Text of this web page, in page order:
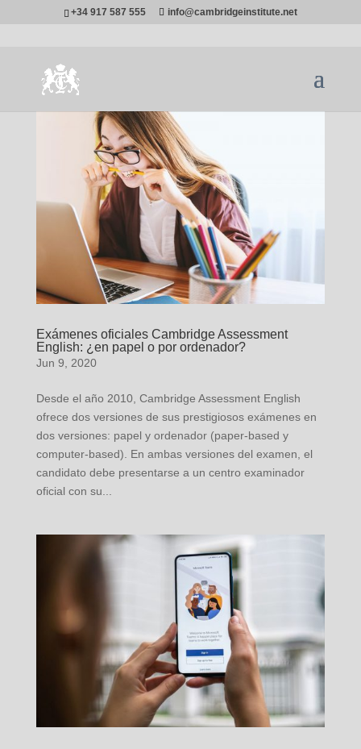
+34 917 587 555 info@cambridgeinstitute.net
Exámenes oficiales Cambridge Assessment
English: ¿en papel o por ordenador?
Jun 9, 2020
Desde el año 2010, Cambridge Assessment English
ofrece dos versiones de sus prestigiosos exámenes en
dos versiones: papel y ordenador (paper-based y
computer-based). En ambas versiones del examen, el
candidato debe presentarse a un centro examinador
oficial con su...